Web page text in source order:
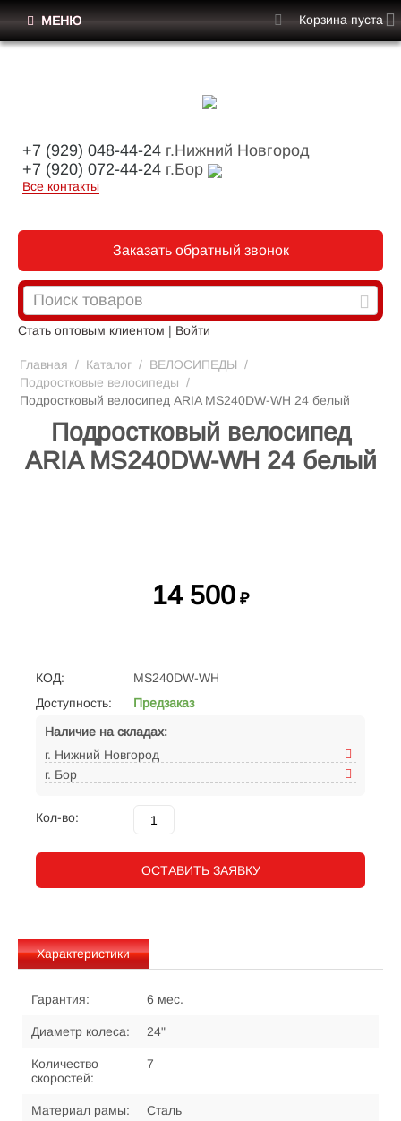
+7 (929) 048-44-24 г.Нижний Новгород
+7 (920) 072-44-24 г.Бор
Все контакты
Заказать обратный звонок
Стать оптовым клиентом | Войти
МЕНЮ Корзина пуста
Главная / Каталог / ВЕЛОСИПЕДЫ /
Подростковые велосипеды /
Подростковый велосипед ARIA MS240DW-WH 24 белый
Подростковый велосипед
ARIA MS240DW-WH 24 белый
14 500 ₽
КОД:
MS240DW-WH
Доступность:
Предзаказ
Наличие на складах:
г. Нижний Новгород
г. Бор
Кол-во:
ОСТАВИТЬ ЗАЯВКУ
Характеристики
Гарантия: 6 мес.
Диаметр колеса: 24"
Количество
скоростей:
7
Материал рамы: Сталь